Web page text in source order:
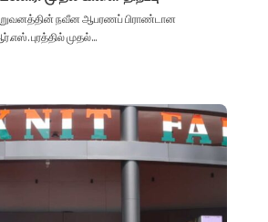
நவீன ஆபரணப் பிராண்டான
புரத்தில் முதல்...